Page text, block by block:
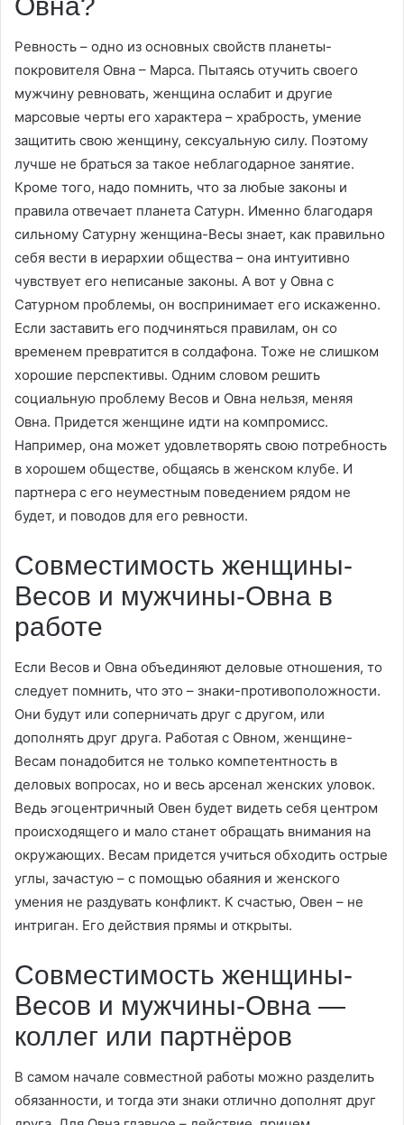
Ревность – одно из основных свойств планеты-
покровителя Овна – Марса. Пытаясь отучить своего
мужчину ревновать, женщина ослабит и другие
марсовые черты его характера – храбрость, умение
защитить свою женщину, сексуальную силу. Поэтому
лучше не браться за такое неблагодарное занятие.
Кроме того, надо помнить, что за любые законы и
правила отвечает планета Сатурн. Именно благодаря
сильному Сатурну женщина-Весы знает, как правильно
себя вести в иерархии общества – она интуитивно
чувствует его неписаные законы. А вот у Овна с
Сатурном проблемы, он воспринимает его искаженно.
Если заставить его подчиняться правилам, он со
временем превратится в солдафона. Тоже не слишком
хорошие перспективы. Одним словом решить
социальную проблему Весов и Овна нельзя, меняя
Овна. Придется женщине идти на компромисс.
Например, она может удовлетворять свою потребность
в хорошем обществе, общаясь в женском клубе. И
партнера с его неуместным поведением рядом не
будет, и поводов для его ревности.
Совместимость женщины-
Весов и мужчины-Овна в
работе
Если Весов и Овна объединяют деловые отношения, то
следует помнить, что это – знаки-противоположности.
Они будут или соперничать друг с другом, или
дополнять друг друга. Работая с Овном, женщине-
Весам понадобится не только компетентность в
деловых вопросах, но и весь арсенал женских уловок.
Ведь эгоцентричный Овен будет видеть себя центром
происходящего и мало станет обращать внимания на
окружающих. Весам придется учиться обходить острые
углы, зачастую – с помощью обаяния и женского
умения не раздувать конфликт. К счастью, Овен – не
интриган. Его действия прямы и открыты.
Совместимость женщины-
Весов и мужчины-Овна —
коллег или партнёров
В самом начале совместной работы можно разделить
обязанности, и тогда эти знаки отлично дополнят друг